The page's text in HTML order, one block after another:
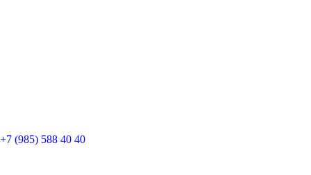
+7 (985) 588 40 40